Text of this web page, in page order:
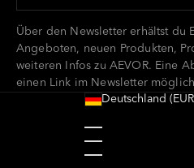
Über den Newsletter erhältst du
Angeboten, neuen Produkten,
weiteren Infos zu AEVOR. Eine
einen Link im Newsletter
Deutschland
Belgien (EUR €)
Bulgarien (EUR €)
Dänemark (DKK